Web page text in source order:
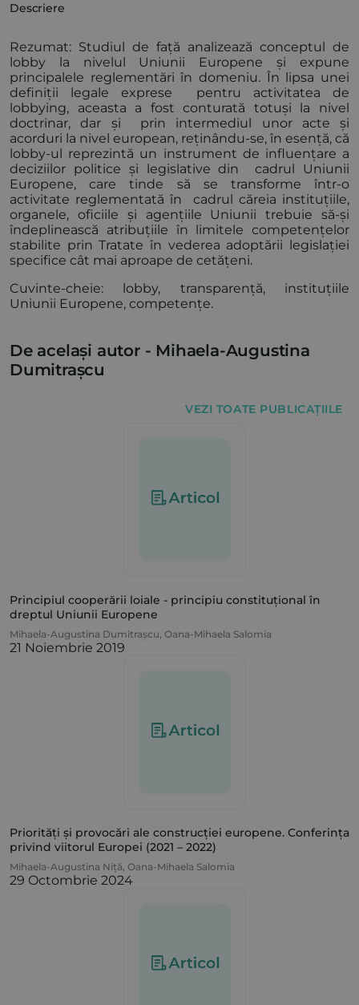
Descriere
Rezumat: Studiul de față analizează conceptul de
lobby la nivelul Uniunii Europene și expune
principalele reglementări în domeniu. În lipsa unei
definiții legale exprese pentru activitatea de
lobbying, aceasta a fost conturată totuși la nivel
doctrinar, dar și prin intermediul unor acte și
acorduri la nivel european, reținându-se, în esență, că
lobby-ul reprezintă un instrument de influențare a
deciziilor politice și legislative din cadrul Uniunii
Europene, care tinde să se transforme într-o
activitate reglementată în cadrul căreia instituțiile,
organele, oficiile și agențiile Uniunii trebuie să-și
îndeplinească atribuțiile în limitele competențelor
stabilite prin Tratate în vederea adoptării legislației
specifice cât mai aproape de cetățeni.
Cuvinte-cheie: lobby, transparență, instituțiile
Uniunii Europene, competențe.
De același autor - Mihaela-Augustina
Dumitrașcu
VEZI TOATE PUBLICAȚIILE
Principiul cooperării loiale - principiu constituțional în
dreptul Uniunii Europene
Mihaela-Augustina Dumitrașcu, Oana-Mihaela Salomia
21 Noiembrie 2019
Priorități și provocări ale construcției europene. Conferința
privind viitorul Europei (2021 – 2022)
Mihaela-Augustina Niță, Oana-Mihaela Salomia
29 Octombrie 2024